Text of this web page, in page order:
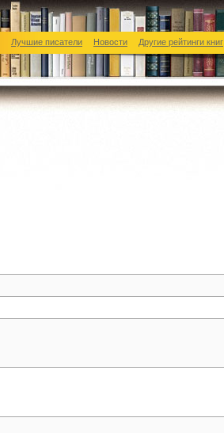
Лучшие писатели Новости Другие рейтинги книг